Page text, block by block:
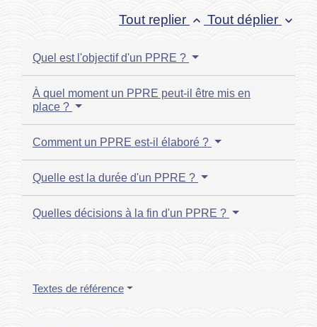
Tout replier keyboard_arrow_up Tout déplier keyboard_arrow_down
Quel est l'objectif d'un PPRE ?
À quel moment un PPRE peut-il être mis en
place ?
Comment un PPRE est-il élaboré ?
Quelle est la durée d'un PPRE ?
Quelles décisions à la fin d'un PPRE ?
Textes de référence